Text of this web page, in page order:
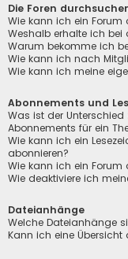
Die Foren
Wie kann ich ein Forum
Weshalb erhalte ich bei
Warum bekomme ich
Wie kann ich nach
Wie kann ich meine
Abonnements und
Was ist der
Abonnements für ein
Wie kann ich ein
abonnieren?
Wie kann ich ein Forum
Wie deaktiviere ich
Dateianhänge
Welche Dateianhänge
Kann ich eine